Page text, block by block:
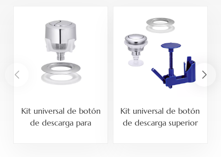
Kit universal de botón
de descarga para
Kit universal de botón
de descarga superior